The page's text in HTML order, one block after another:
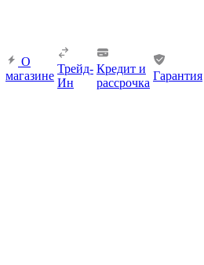
О
магазине
Трейд-
Ин
Кредит и
рассрочка
Гарантия